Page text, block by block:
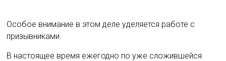
Особое внимание в этом деле уделяется работе с
призывниками.
В настоящее время ежегодно по уже сложившейся